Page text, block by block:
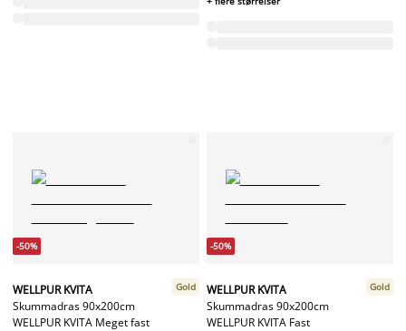
-50%
WELLPUR KVITA
Skummadras 90x200cm
WELLPUR KVITA Meget fast
Gold
-50%
WELLPUR KVITA
Skummadras 90x200cm
WELLPUR KVITA Fast
Gold